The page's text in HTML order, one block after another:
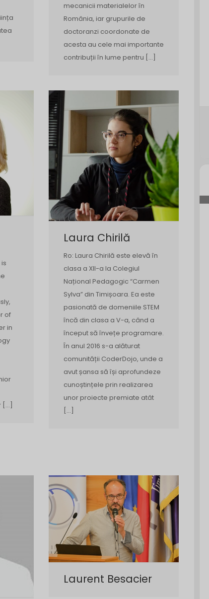
mecanicii materialelor în
România, iar grupurile de
doctoranzi coordonate de
acesta au cele mai importante
contribuții în lume pentru […]
of
in
[…]
Laura Chirilă
Ro: Laura Chirilă este elevă în
clasa a XII-a la Colegiul
Național Pedagogic “Carmen
Sylva” din Timișoara. Ea este
pasionată de domeniile STEM
încă din clasa a V-a, când a
început să învețe programare.
În anul 2016 s-a alăturat
comunității CoderDojo, unde a
avut șansa să își aprofundeze
cunoștințele prin realizarea
unor proiecte premiate atât
[…]
Laurent Besacier